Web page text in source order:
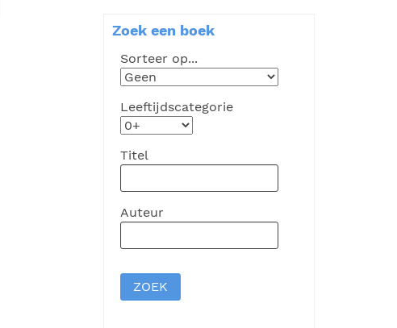
Zoek een boek
Sorteer op...
Leeftijdscategorie
Titel
Auteur